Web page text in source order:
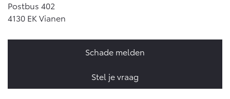
Vanaf € 76.695,-
BATTERIJ-ELEKTRISCH
Postbus 402
4130 EK Vianen
Schade melden
Stel je vraag